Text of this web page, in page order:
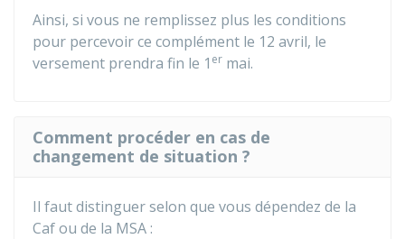
Ainsi, si vous ne remplissez plus les conditions
pour percevoir ce complément le 12 avril, le
versement prendra fin le 1 er mai.
Comment procéder en cas de
changement de situation ?
Il faut distinguer selon que vous dépendez de la
Cafou de la MSA :